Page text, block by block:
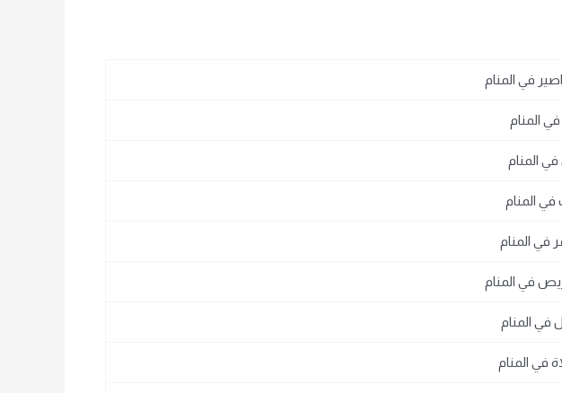
في المنام
المنام
المنام
في المنام
في المنام
في المنام
في المنام
في المنام